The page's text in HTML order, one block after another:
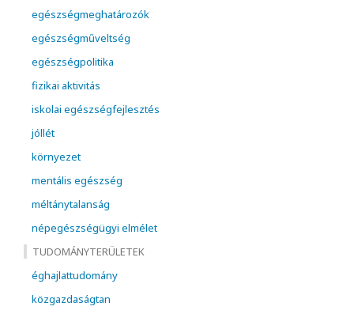
egészségmeghatározók
egészségműveltség
egészségpolitika
fizikai aktivitás
iskolai egészségfejlesztés
jóllét
környezet
mentális egészség
méltánytalanság
népegészségügyi elmélet
TUDOMÁNYTERÜLETEK
éghajlattudomány
közgazdaságtan